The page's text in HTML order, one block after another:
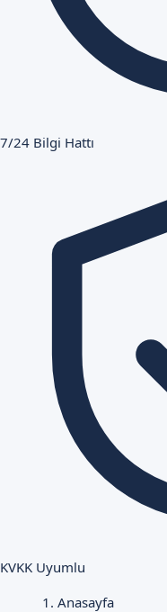
7/24 Bilgi Hattı
KVKK Uyumlu
Anasayfa